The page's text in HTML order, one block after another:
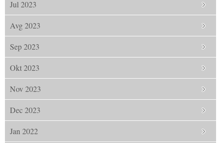
Jul 2023
Avg 2023
Sep 2023
Okt 2023
Nov 2023
Dec 2023
Jan 2022